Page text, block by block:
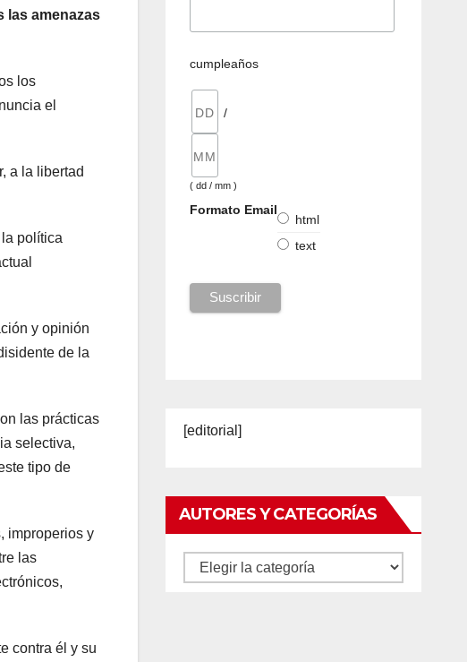
las amenazas
los
el
a la libertad
política
y opinión
de la
las prácticas
selectiva,
tipo de
improperios y
las
contra él y su
cumpleaños
/
( dd / mm )
Formato Email
html
text
[editorial]
AUTORES Y CATEGORÍAS
Autores